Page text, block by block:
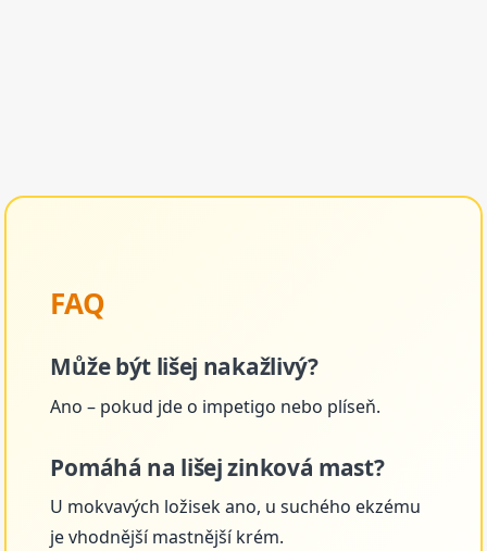
FAQ
Může být lišej nakažlivý?
Ano – pokud jde o impetigo nebo plíseň.
Pomáhá na lišej zinková mast?
U mokvavých ložisek ano, u suchého ekzému
je vhodnější mastnější krém.